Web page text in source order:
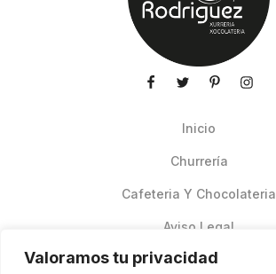
Valoramos tu privacidad
Inicio
Churrería
Cafeteria Y Chocolateria
Aviso Legal